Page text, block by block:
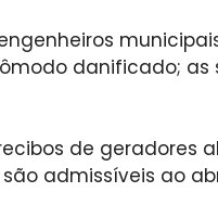
danificado;
de geradores
admissíveis ao